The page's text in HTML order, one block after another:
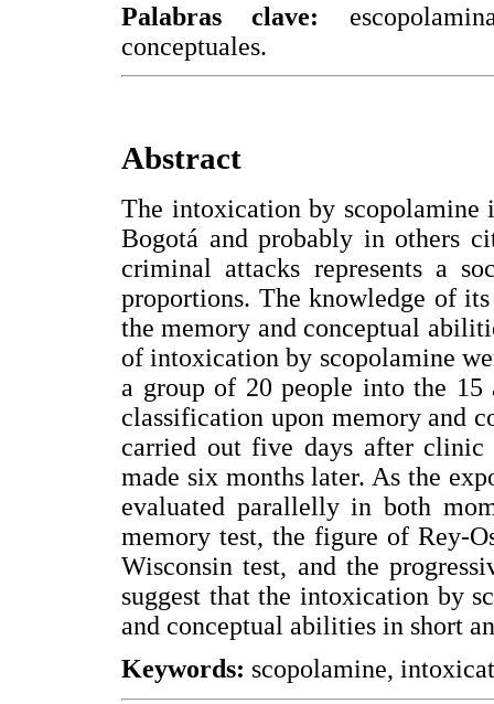
Palabras clave:
conceptuales.
Abstract
The intoxication by scopolamine
Bogotá and probably in others
criminal attacks represents a
proportions. The knowledge of
the memory and conceptual
of intoxication by scopolamine
a group of 20 people into the 15
classification upon memory and
carried out five days after clinic
made six months later. As the
evaluated parallelly in both
memory test, the figure of Rey-
Wisconsin test, and the
suggest that the intoxication by
and conceptual abilities in short
Keywords: scopolamine,